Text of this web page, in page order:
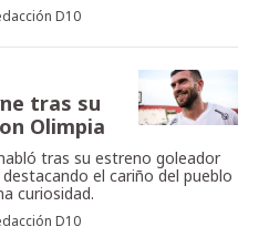
D10
tras su
Olimpia
tras su estreno goleador
el cariño del pueblo
curiosidad.
D10